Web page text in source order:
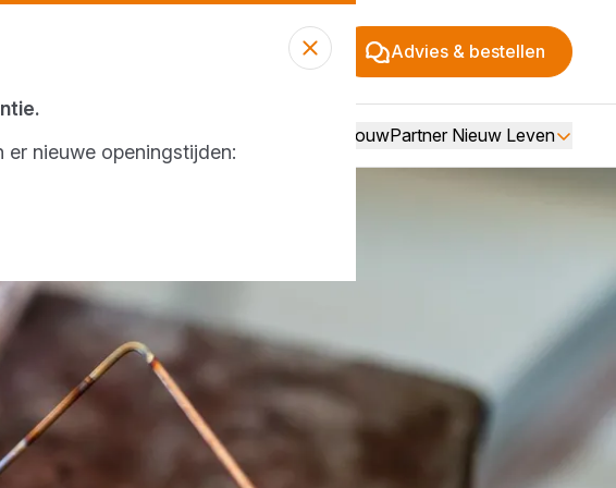
Advies & bestellen
Over BouwPartner Nieuw Leven
er nieuwe openingstijden: